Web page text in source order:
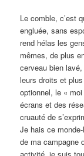
Le comble, c’est
engluée, sans
rend hélas les
mêmes, de plus
cerveau bien
leurs droits et
optionnel, le «
écrans et des
cruauté de
Je hais ce
de ma campagne